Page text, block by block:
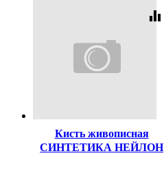
equalizer
Кисть живописная
СИНТЕТИКА НЕЙЛОН